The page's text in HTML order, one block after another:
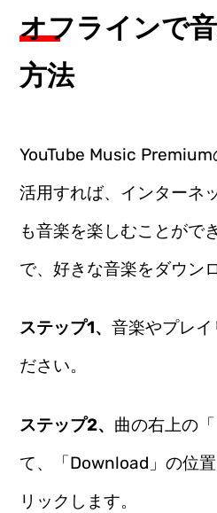
オフラインで
方法
YouTube Music Premium
活用すれば、インターネ
も音楽を楽しむことがで
で、好きな音楽をダウン
ステップ1、音楽やプレイ
ださい。
ステップ2、 曲の右上の
て、「Download」の位
リックします。